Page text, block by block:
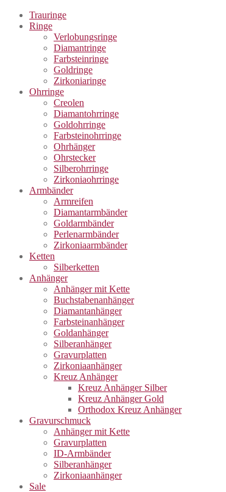
Trauringe
Ringe
Verlobungsringe
Diamantringe
Farbsteinringe
Goldringe
Zirkoniaringe
Ohrringe
Creolen
Diamantohrringe
Goldohrringe
Farbsteinohrringe
Ohrhänger
Ohrstecker
Silberohrringe
Zirkoniaohrringe
Armbänder
Armreifen
Diamantarmbänder
Goldarmbänder
Perlenarmbänder
Zirkoniaarmbänder
Ketten
Silberketten
Anhänger
Anhänger mit Kette
Buchstabenanhänger
Diamantanhänger
Farbsteinanhänger
Goldanhänger
Silberanhänger
Gravurplatten
Zirkoniaanhänger
Kreuz Anhänger
Kreuz Anhänger Silber
Kreuz Anhänger Gold
Orthodox Kreuz Anhänger
Gravurschmuck
Anhänger mit Kette
Gravurplatten
ID-Armbänder
Silberanhänger
Zirkoniaanhänger
Sale